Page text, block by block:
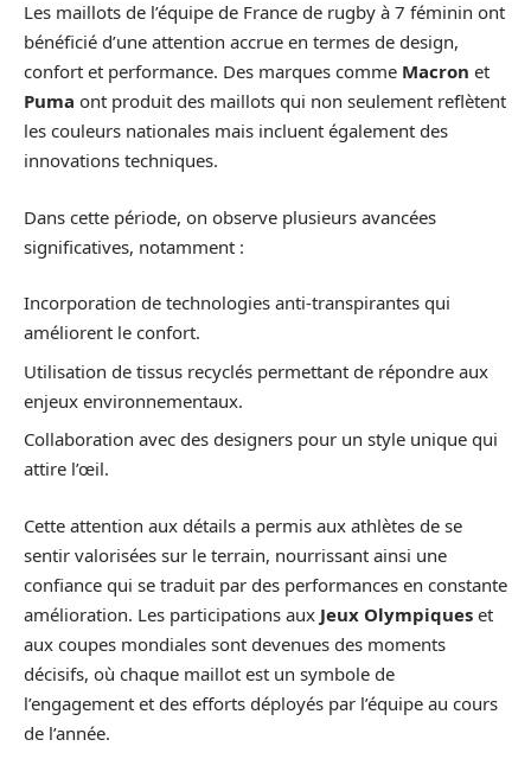
Les maillots de l’équipe de France de rugby à 7 féminin ont
bénéficié d’une attention accrue en termes de design,
confort et performance. Des marques comme Macron et
Puma ont produit des maillots qui non seulement reflètent
les couleurs nationales mais incluent également des
innovations techniques.
Dans cette période, on observe plusieurs avancées
significatives, notamment :
Incorporation de technologies anti-transpirantes qui
améliorent le confort.
Utilisation de tissus recyclés permettant de répondre aux
enjeux environnementaux.
Collaboration avec des designers pour un style unique qui
attire l’œil.
Cette attention aux détails a permis aux athlètes de se
sentir valorisées sur le terrain, nourrissant ainsi une
confiance qui se traduit par des performances en constante
amélioration. Les participations aux Jeux Olympiques et
aux coupes mondiales sont devenues des moments
décisifs, où chaque maillot est un symbole de
l’engagement et des efforts déployés par l’équipe au cours
de l’année.